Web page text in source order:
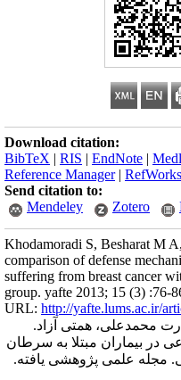
Download citation:
BibTeX | RIS | EndNote |
Reference Manager| RefWorks
Send citation to:
Mendeley
Zotero
Khodamoradi S, Besharat M
comparison of defense
suffering from breast cancer
group. yafte 2013; 15 (3) :76-
URL: http://yafte.lums.ac.ir/
محمدعلی، همتی آزاد.
در بیماران مبتلا به سرطان
مجله علمی پژوهشی یافته.